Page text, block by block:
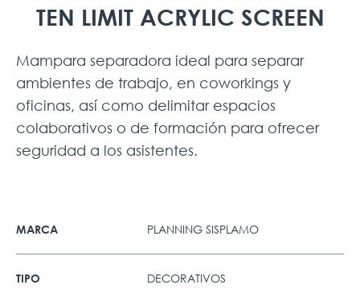
TEN LIMIT ACRYLIC SCREEN
Mampara separadora ideal para separar
ambientes de trabajo, en coworkings y
oficinas, así como delimitar espacios
colaborativos o de formación para ofrecer
seguridad a los asistentes.
MARCA PLANNING SISPLAMO
TIPO DECORATIVOS